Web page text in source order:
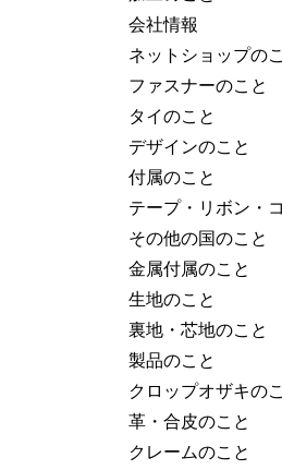
会社情報
ネットショップの
ファスナーのこと
タイのこと
デザインのこと
付属のこと
テープ・リボン・
その他の国のこと
金属付属のこと
生地のこと
裏地・芯地のこと
製品のこと
クロップオザキの
革・合皮のこと
クレームのこと